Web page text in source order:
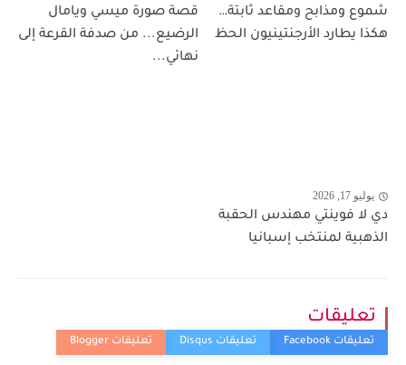
شموع ومذابح ومقاعد ثابتة…
هكذا يطارد الأرجنتينيون الحظ
قصة صورة ميسي ويامال
الرضيع... من صدفة القرعة إلى
نهائي...
يوليو 17, 2026
دي لا فوينتي مهندس الحقبة
الذهبية لمنتخب إسبانيا
تعليقات